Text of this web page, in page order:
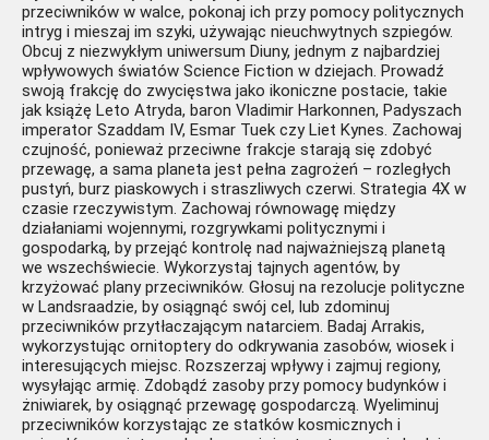
przeciwników w walce, pokonaj ich przy pomocy politycznych
intryg i mieszaj im szyki, używając nieuchwytnych szpiegów.
Obcuj z niezwykłym uniwersum Diuny, jednym z najbardziej
wpływowych światów Science Fiction w dziejach. Prowadź
swoją frakcję do zwycięstwa jako ikoniczne postacie, takie
jak książę Leto Atryda, baron Vladimir Harkonnen, Padyszach
imperator Szaddam IV, Esmar Tuek czy Liet Kynes. Zachowaj
czujność, ponieważ przeciwne frakcje starają się zdobyć
przewagę, a sama planeta jest pełna zagrożeń – rozległych
pustyń, burz piaskowych i straszliwych czerwi. Strategia 4X w
czasie rzeczywistym. Zachowaj równowagę między
działaniami wojennymi, rozgrywkami politycznymi i
gospodarką, by przejąć kontrolę nad najważniejszą planetą
we wszechświecie. Wykorzystaj tajnych agentów, by
krzyżować plany przeciwników. Głosuj na rezolucje polityczne
w Landsraadzie, by osiągnąć swój cel, lub zdominuj
przeciwników przytłaczającym natarciem. Badaj Arrakis,
wykorzystując ornitoptery do odkrywania zasobów, wiosek i
interesujących miejsc. Rozszerzaj wpływy i zajmuj regiony,
wysyłając armię. Zdobądź zasoby przy pomocy budynków i
żniwiarek, by osiągnąć przewagę gospodarczą. Wyeliminuj
przeciwników korzystając ze statków kosmicznych i